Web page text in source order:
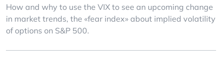
How and why to use the VIX to see an upcoming change
in market trends, the «fear index» about implied volatility
of options on S&P 500.